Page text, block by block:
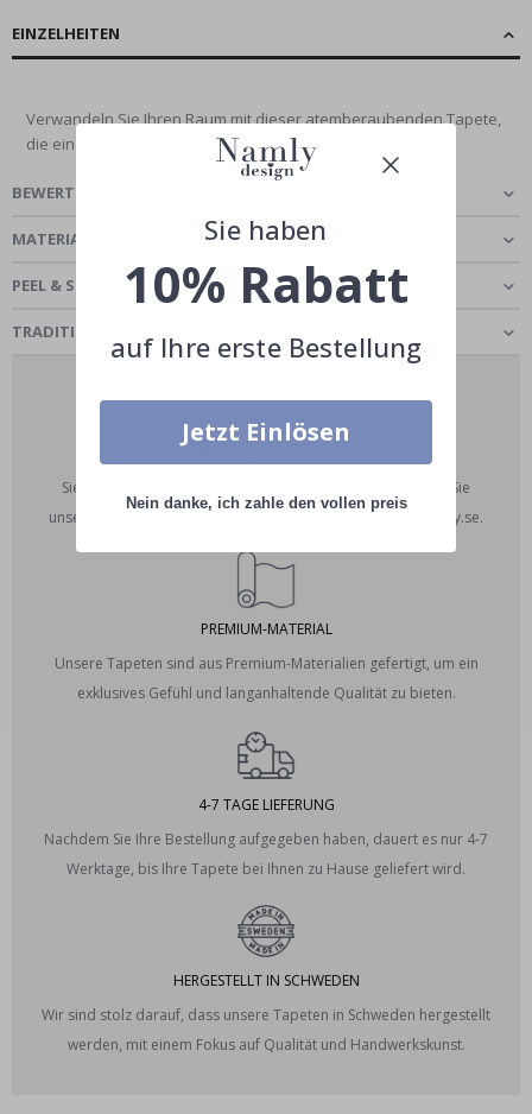
EINZELHEITEN
Verwandeln Sie Ihren Raum mit dieser atemberaubenden Tapete,
die einen ruhigen Sonnenuntergang...Lesen Sie mehr
BEWERTUNGEN
MATERIAL WÄHLEN
PEEL & STICK - SELBSTKLEBENDE TAPETE
TRADITIONAL CLASSIC - TAPETE
Sie können die Maße Ihrer Tapete anpassen. Kontaktieren Sie
unser Bearbeitungsteam per E-Mail unter designteam@namly.se.
PREMIUM-MATERIAL
Unsere Tapeten sind aus Premium-Materialien gefertigt, um ein
exklusives Gefühl und langanhaltende Qualität zu bieten.
4-7 TAGE LIEFERUNG
Nachdem Sie Ihre Bestellung aufgegeben haben, dauert es nur 4-7
Werktage, bis Ihre Tapete bei Ihnen zu Hause geliefert wird.
HERGESTELLT IN SCHWEDEN
Wir sind stolz darauf, dass unsere Tapeten in Schweden hergestellt
werden, mit einem Fokus auf Qualität und Handwerkskunst.
Sie haben
10% Rabatt
auf Ihre erste Bestellung
Jetzt Einlösen
Nein danke, ich zahle den vollen preis